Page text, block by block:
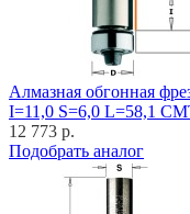
Алмазная обгонная
I=11,0 S=6,0 L=58,1
12 773 р.
Подобрать аналог